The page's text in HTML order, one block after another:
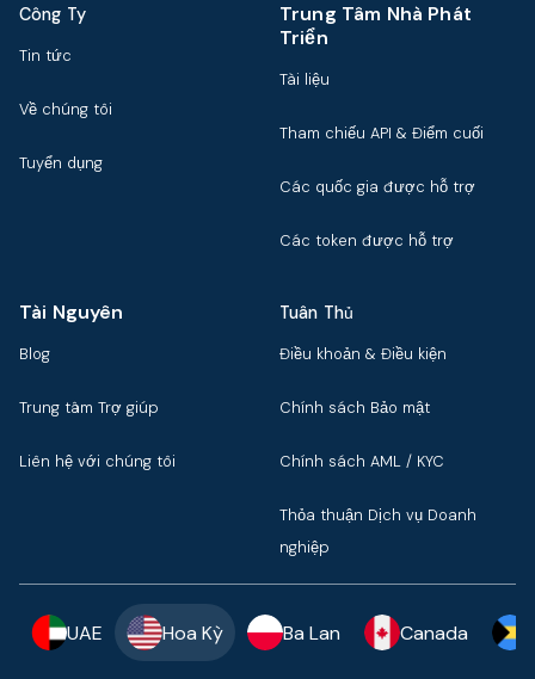
Công Ty
Tin tức
Về chúng tôi
Tuyển dụng
Trung Tâm Nhà Phát
Triển
Tài liệu
Tham chiếu API & Điểm cuối
Các quốc gia được hỗ trợ
Các token được hỗ trợ
Tài Nguyên
Blog
Trung tâm Trợ giúp
Liên hệ với chúng tôi
Tuân Thủ
Điều khoản & Điều kiện
Chính sách Bảo mật
Chính sách AML / KYC
Thỏa thuận Dịch vụ Doanh
nghiệp
UAE Hoa Kỳ Ba Lan Canada